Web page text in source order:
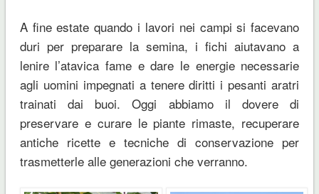
A fine estate quando i lavori nei campi si facevano
duri per preparare la semina, i fichi aiutavano a
lenire l’atavica fame e dare le energie necessarie
agli uomini impegnati a tenere diritti i pesanti aratri
trainati dai buoi. Oggi abbiamo il dovere di
preservare e curare le piante rimaste, recuperare
antiche ricette e tecniche di conservazione per
trasmetterle alle generazioni che verranno.